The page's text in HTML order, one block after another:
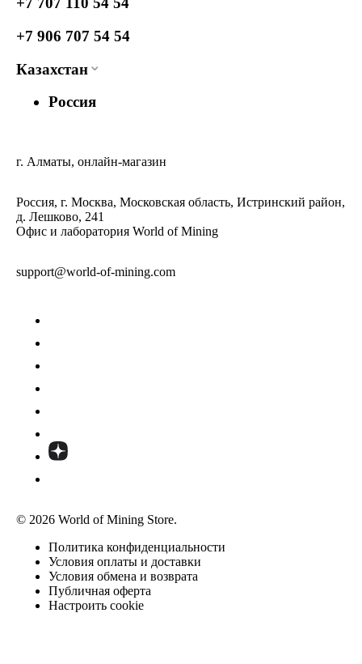
+7 906 707 54 54
Казахстан
Россия
г. Алматы, онлайн-магазин
Россия, г. Москва, Московская область, Истринский район,
д. Лешково, 241
Офис и лаборатория World of Mining
support@world-of-mining.com
© 2026 World of Mining Store.
Политика конфиденциальности
Условия оплаты и доставки
Условия обмена и возврата
Публичная оферта
Настроить cookie